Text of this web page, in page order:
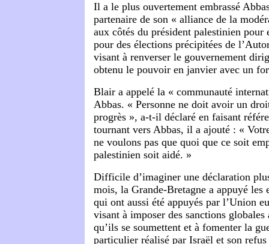
Il a le plus ouvertement embrassé
partenaire de son « alliance de la
aux côtés du président palestinien pour
pour des élections précipitées de
visant à renverser le gouvernement
obtenu le pouvoir en janvier avec un
Blair a appelé la « communauté
Abbas. « Personne ne doit avoir un
progrès », a-t-il déclaré en faisant
tournant vers Abbas, il a ajouté : «
ne voulons pas que quoi que ce soit
palestinien soit aidé. »
Difficile d’imaginer une déclaration
mois, la Grande-Bretagne a appuyé les
qui ont aussi été appuyés par l’Union
visant à imposer des sanctions
qu’ils se soumettent et à fomenter la
particulier réalisé par Israël et son refus